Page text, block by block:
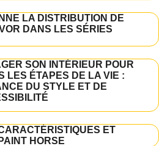
LA DISTRIBUTION DE
DANS LES SÉRIES
SON INTÉRIEUR POUR
LES ÉTAPES DE LA VIE :
DU STYLE ET DE
ET
HORSE